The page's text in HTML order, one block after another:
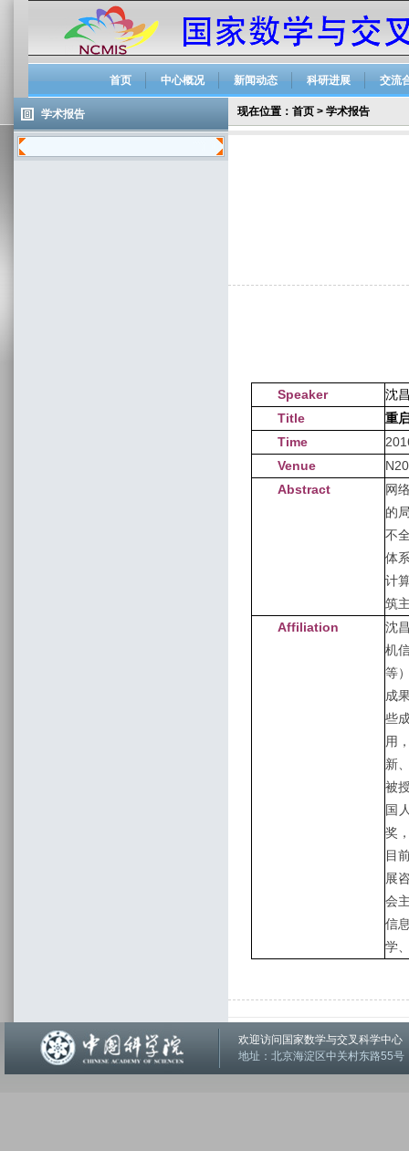
首页 中心概况 新闻动态 科研进展 交流
学术报告 现在位置： 首页 > 学术报告
Speaker 沈
Title 重
Time
Venue
Abstract
网
的
不
体
计
筑
Affiliation
沈
机
等
成
些
用
新
被
国
奖
目
展
会
信
学
欢迎访问国家数学与交叉科学中
地址：北京海淀区中关村东路55